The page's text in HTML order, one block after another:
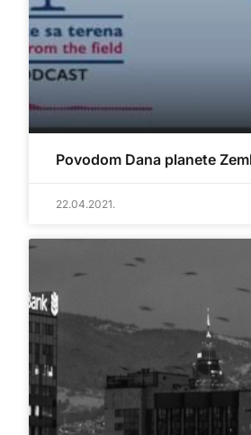
Povodom Dana planete
22.04.2021.